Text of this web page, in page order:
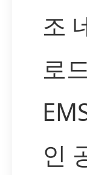
조
로
인